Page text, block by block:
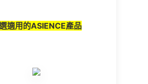
適用的ASIENCE產品